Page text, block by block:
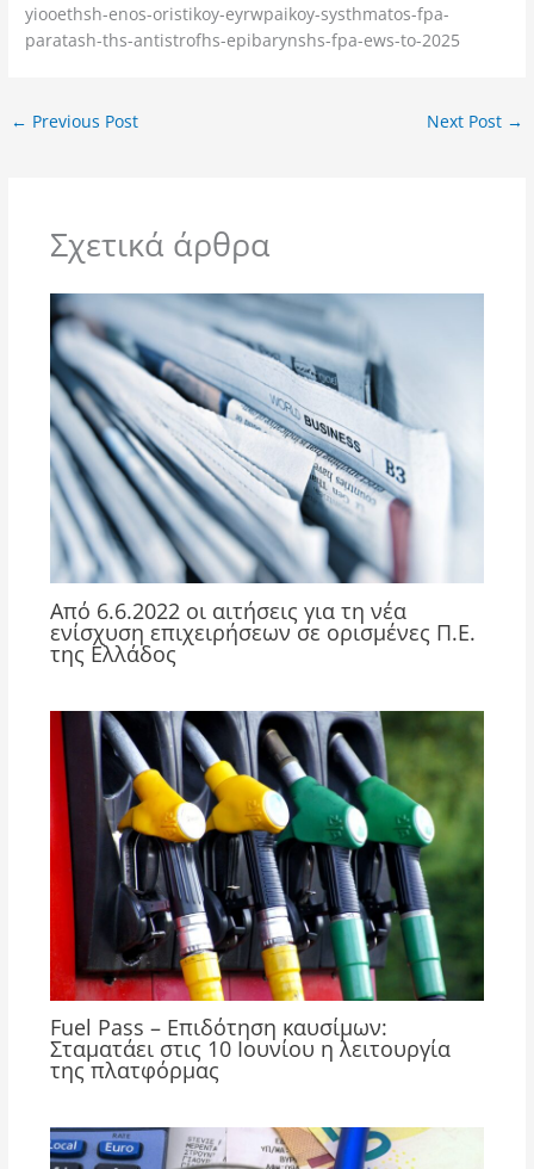
yiooethsh-enos-oristikoy-eyrwpaikoy-systhmatos-fpa-
paratash-ths-antistrofhs-epibarynshs-fpa-ews-to-2025
← Previous Post Next Post →
Σχετικά άρθρα
Από 6.6.2022 οι αιτήσεις για τη νέα
ενίσχυση επιχειρήσεων σε ορισμένες Π.Ε.
της Ελλάδος
Fuel Pass – Επιδότηση καυσίμων:
Σταματάει στις 10 Ιουνίου η λειτουργία
της πλατφόρμας